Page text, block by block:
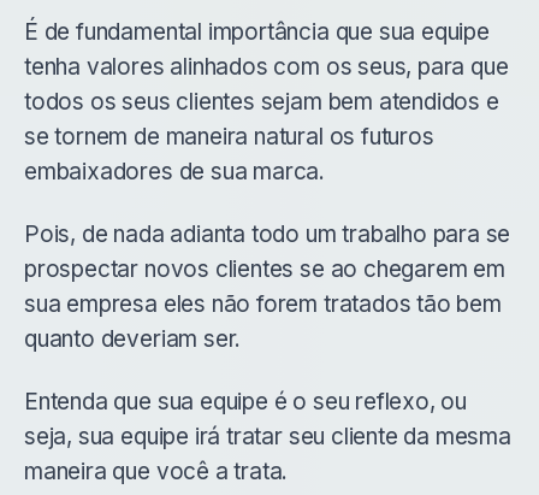
É de fundamental importância que sua equipe
tenha valores alinhados com os seus, para que
todos os seus clientes sejam bem atendidos e
se tornem de maneira natural os futuros
embaixadores de sua marca.
Pois, de nada adianta todo um trabalho para se
prospectar novos clientes se ao chegarem em
sua empresa eles não forem tratados tão bem
quanto deveriam ser.
Entenda que sua equipe é o seu reflexo, ou
seja, sua equipe irá tratar seu cliente da mesma
maneira que você a trata.